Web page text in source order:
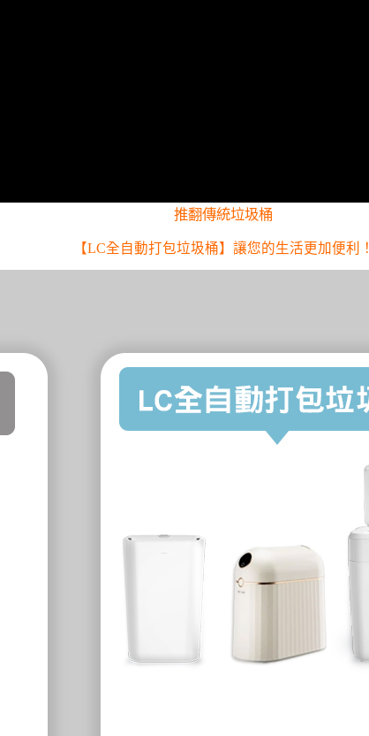
推翻傳統垃圾桶
【LC全自動打包垃圾桶】讓您的生活更加便利！